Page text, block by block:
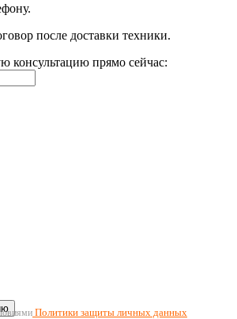
после доставки техники.
консультацию прямо сейчас:
Политики защиты личных данных